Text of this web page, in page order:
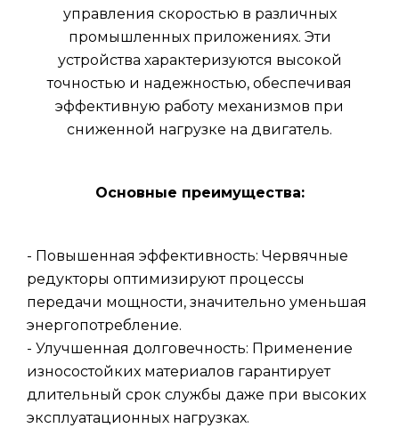
управления скоростью в различных
промышленных приложениях. Эти
устройства характеризуются высокой
точностью и надежностью, обеспечивая
эффективную работу механизмов при
сниженной нагрузке на двигатель.
Основные преимущества:
- Повышенная эффективность: Червячные
редукторы оптимизируют процессы
передачи мощности, значительно уменьшая
энергопотребление.
- Улучшенная долговечность: Применение
износостойких материалов гарантирует
длительный срок службы даже при высоких
эксплуатационных нагрузках.